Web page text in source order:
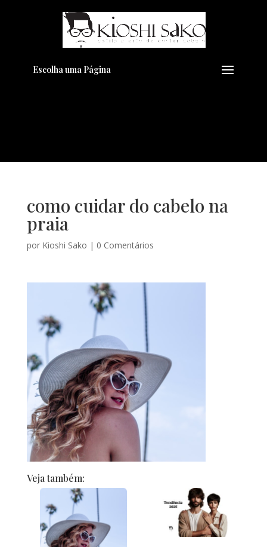
Escolha uma Página
como cuidar do cabelo na
praia
por Kioshi Sako | 0 Comentários
Veja também:
Pensando em transformar seu
Visual??